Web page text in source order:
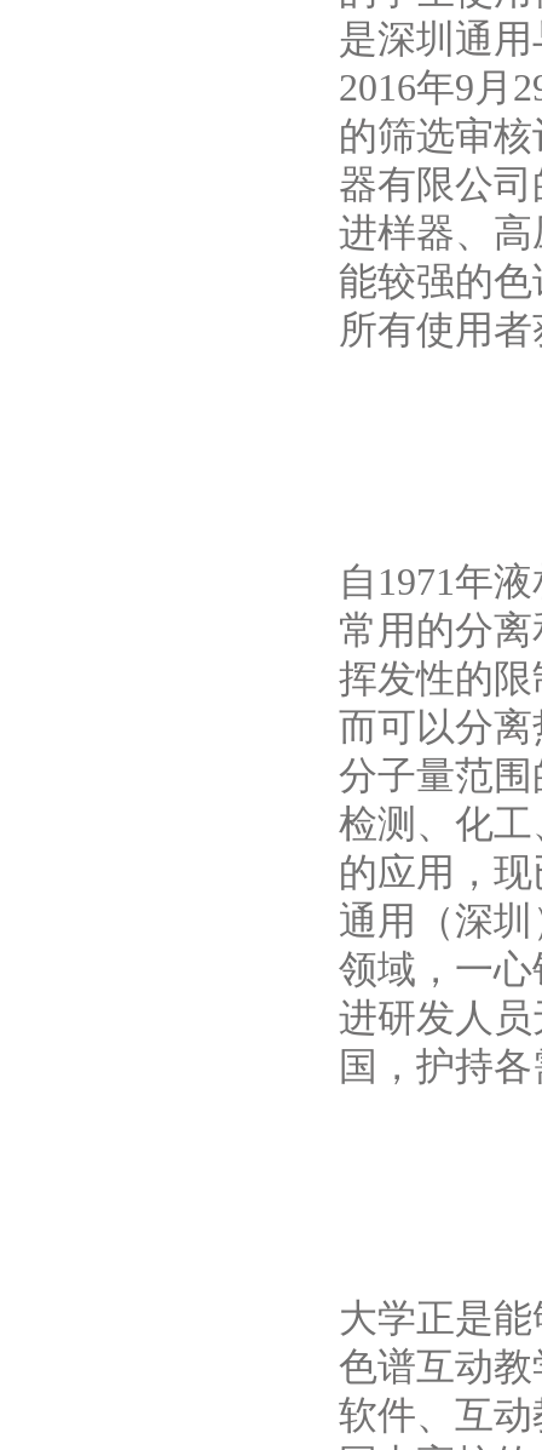
是深圳通
2016年9月
的筛选审
器有限公
进样器、
能较强的
所有使用
自1971年
常用的分
挥发性的
而可以分
分子量范
检测、化
的应用，
通用（深
领域，一
进研发人
国，护持
大学正是
色谱互动
软件、互